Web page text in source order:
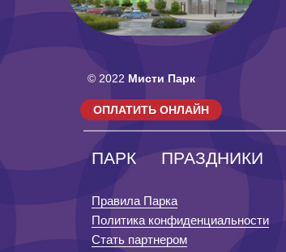
© 2022 Мисти Парк
ПАРК ПРАЗДНИКИ
Правила Парка
Политика конфиденциальности
Стать партнером
ОПЛАТИТЬ ОНЛАЙН